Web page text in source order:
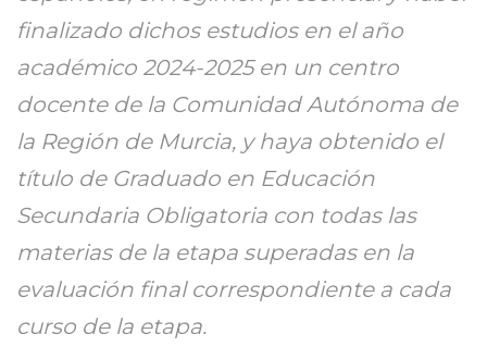
finalizado dichos estudios en el año
académico 2024-2025 en un centro
docente de la Comunidad Autónoma de
la Región de Murcia, y haya obtenido el
título de Graduado en Educación
Secundaria Obligatoria con todas las
materias de la etapa superadas en la
evaluación final correspondiente a cada
curso de la etapa.